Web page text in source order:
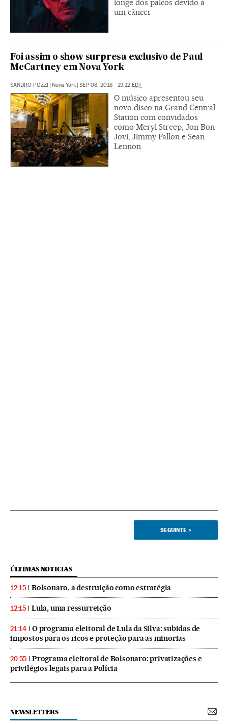
longe dos palcos devido a
um câncer
Foi assim o show surpresa exclusivo de Paul
McCartney em Nova York
SANDRO POZZI | Nova York | SEP 08, 2018 - 19:12 EDT
O músico apresentou seu
novo disco na Grand Central
Station com convidados
como Meryl Streep, Jon Bon
Jovi, Jimmy Fallon e Sean
Lennon
SEGUINTE >
ÚLTIMAS NOTICIAS
12:15 Bolsonaro, a destruição como estratégia
12:15 Lula, uma ressurreição
21:14
O programa eleitoral de Lula da Silva: subidas de
impostos para os ricos e proteção para as minorias
20:55
Programa eleitoral de Bolsonaro: privatizações e
privilégios legais para a Polícia
NEWSLETTERS